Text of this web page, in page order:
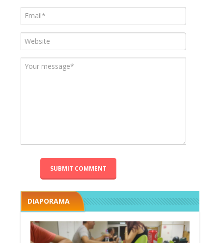
DIAPORAMA